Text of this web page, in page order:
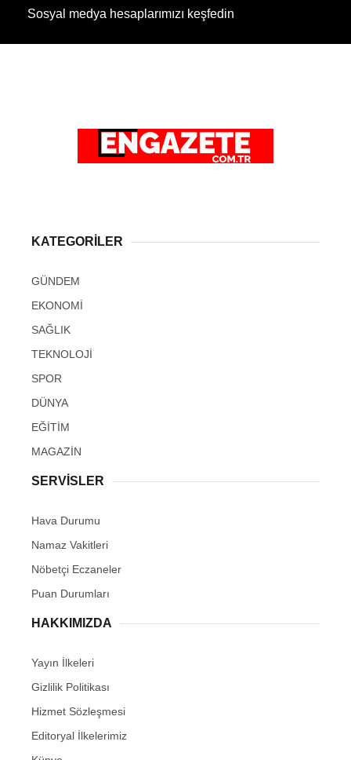
Sosyal medya hesaplarımızı keşfedin
KATEGORİLER
GÜNDEM
EKONOMİ
SAĞLIK
TEKNOLOJİ
SPOR
DÜNYA
EĞİTİM
MAGAZİN
SERVİSLER
Hava Durumu
Namaz Vakitleri
Nöbetçi Eczaneler
Puan Durumları
HAKKIMIZDA
Yayın İlkeleri
Gizlilik Politikası
Hizmet Sözleşmesi
Editoryal İlkelerimiz